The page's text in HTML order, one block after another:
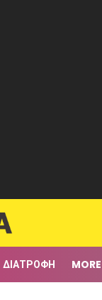
ΔΙΑΤΡΟΦΉ MORE